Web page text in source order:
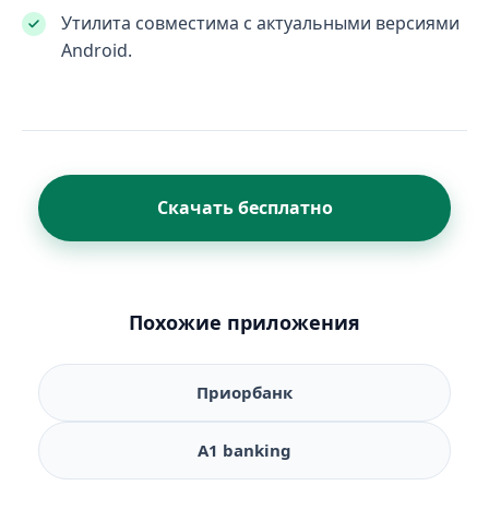
Утилита совместима с актуальными версиями
Android.
Скачать бесплатно
Похожие приложения
Приорбанк
A1 banking